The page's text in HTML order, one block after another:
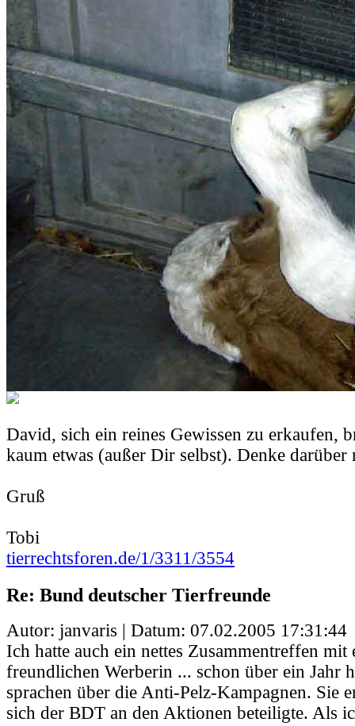
David, sich ein reines Gewissen zu erkaufen,
kaum etwas (außer Dir selbst). Denke darüber
Gruß
Tobi
tierrechtsforen.de/1/3311/3554
Re: Bund deutscher Tierfreunde
Autor: janvaris | Datum: 07.02.2005 17:31:44
Ich hatte auch ein nettes Zusammentreffen mit
freundlichen Werberin ... schon über ein Jahr
sprachen über die Anti-Pelz-Kampagnen. Sie
sich der BDT an den Aktionen beteiligte. Als